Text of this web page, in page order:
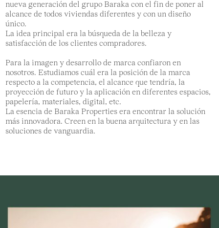
nueva generación del grupo Baraka con el fin de poner al
alcance de todos viviendas diferentes y con un diseño
único.
La idea principal era la búsqueda de la belleza y
satisfacción de los clientes compradores.
Para la imagen y desarrollo de marca confiaron en
nosotros. Estudiamos cuál era la posición de la marca
respecto a la competencia, el alcance que tendría, la
proyección de futuro y la aplicación en diferentes espacios,
papelería, materiales, digital, etc.
La esencia de Baraka Properties era encontrar la solución
más innovadora. Creen en la buena arquitectura y en las
soluciones de vanguardia.